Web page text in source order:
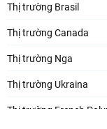
Thị trường Brasil
Thị trường Canada
Thị trường Nga
Thị trường Ukraina
Thị trường French